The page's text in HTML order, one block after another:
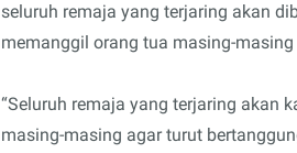
seluruh remaja yang terjaring akan
memanggil orang tua masing-
“Seluruh remaja yang terjaring akan
masing-masing agar turut